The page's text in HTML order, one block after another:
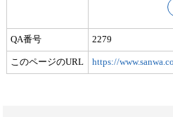
QA番号 2279
このページのURL https://